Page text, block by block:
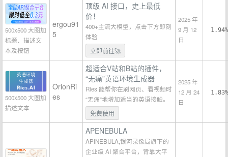
500x500 大图加
标题、描述文
本及按钮
ergou91
5
顶级 AI 接口，史上最低
价！
400+主流大模型，点击下方即刻
体验
立即前往🚀
2025 年
9 月 12
日
1.94%
500x500 大图加
描述文本
OrionRi
es
超适合V站和B站的插件，
“无痛”英语环境生成器
Ries 能帮你在刷网页、看视频时
“无痛”地增加适当的英语接触。
免费使用
2025 年
12 月 24
日
1.83%
APENEBULA
APINEBULA,银河录像局旗下的
企业级 AI 聚合平台，背靠大平